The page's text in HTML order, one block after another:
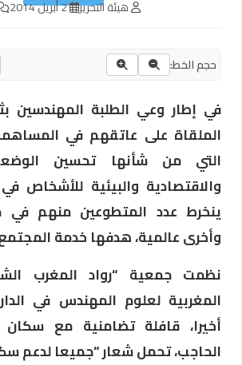
هيئة التحرير 2 أبريل 2014
حجم الخط:
في إطار وعي الطلبة المهندسين
الملقاة على عاتقهم في
التي من شأنها تحسين
والاقتصادية والبيئية للأشخاص
ينخرط عدد المتطوعين منهم في
وأخرى عالمية، هدفها خدمة
نظمت جمعية “رواد المغرب
أخيرا، قافلة تضامنية مع
الحاجب، تحمل شعار “جميعا لدعم